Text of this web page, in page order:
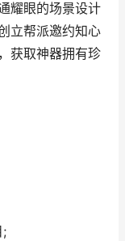
耀眼的场景设计
立帮派邀约知心
获取神器拥有珍
;